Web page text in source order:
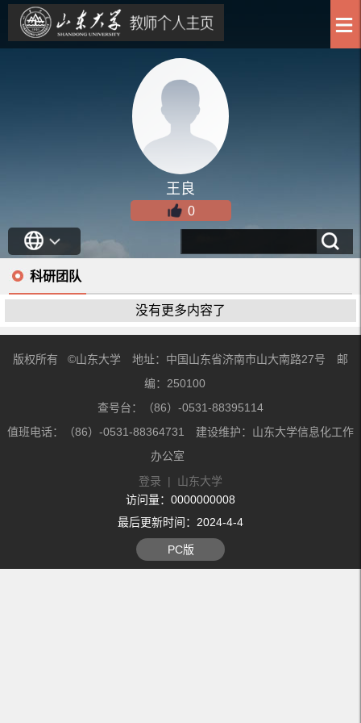
王良
0
科研团队
没有更多内容了
版权所有 ©山东大学 地址：中国山东省济南市山大南路27号 邮
编：250100
查号台：（86）-0531-88395114
值班电话：（86）-0531-88364731 建设维护：山东大学信息化工作
办公室
登录 | 山东大学
访问量： 0000000008
最后更新时间： 2024-4-4
PC版